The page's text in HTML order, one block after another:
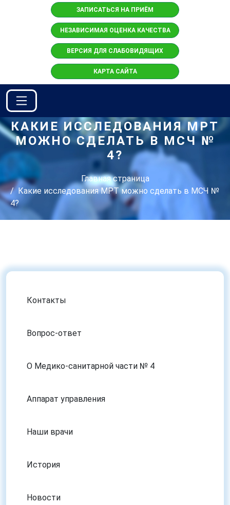
ЗАПИСАТЬСЯ НА ПРИЁМ
НЕЗАВИСИМАЯ ОЦЕНКА КАЧЕСТВА
ВЕРСИЯ ДЛЯ СЛАБОВИДЯЩИХ
КАРТА САЙТА
КАКИЕ ИССЛЕДОВАНИЯ МРТ
МОЖНО СДЕЛАТЬ В МСЧ №
4?
Главная страница
Какие исследования МРТ можно сделать в МСЧ №
4?
Контакты
Вопрос-ответ
О Медико-санитарной части № 4
Аппарат управления
Наши врачи
История
Новости